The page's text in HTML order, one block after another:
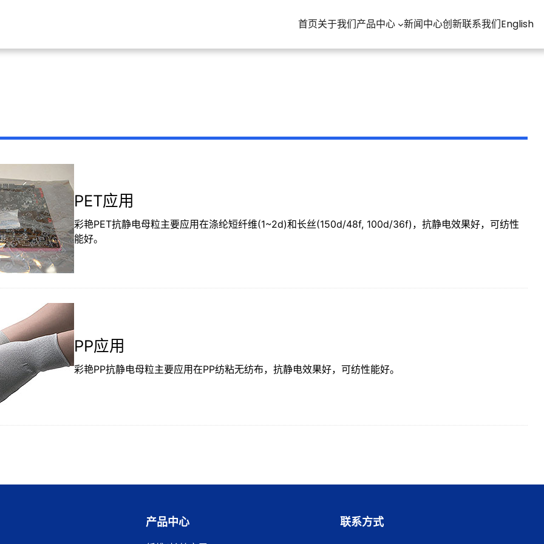
首页关于我们产品中心 新闻中心创新联系我们English
PET应用
彩艳PET抗静电母粒主要应用在涤纶短纤维(1~2d)和长丝(150d/48f, 100d/36f)，抗静电效果好，可纺性
能好。
PP应用
彩艳PP抗静电母粒主要应用在PP纺粘无纺布，抗静电效果好，可纺性能好。
产品中心 联系方式